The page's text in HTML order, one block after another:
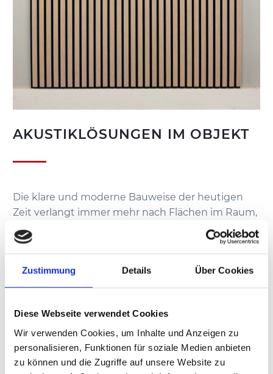
Zustimmung Details Über Cookies
Diese Webseite verwendet Cookies
Wir verwenden Cookies, um Inhalte und Anzeigen zu
personalisieren, Funktionen für soziale Medien anbieten
zu können und die Zugriffe auf unsere Website zu
AKUSTIKLÖSUNGEN IM OBJEKT
Die klare und moderne Bauweise der heutigen
Zeit verlangt immer mehr nach Flächen im Raum,
die gezielt Einfluss auf die Raumakustik nehmen.
Diese sollen sich entweder in Design und Optik
perfekt in die vorhandene Architektur einfügen
oder einen klaren Kontrast zu ihr darstellen.
LEITOPAL Silent Wall sind akustisch wirksame
hochwertigem PET Vlies. Hierauf sind Leisten aus
12 mm MDF Platten mit Beschichtung Ihrer Wahl
aufgebracht. Diese Paneele sind in
unterschiedlichen Abmessungen erhältlich oder